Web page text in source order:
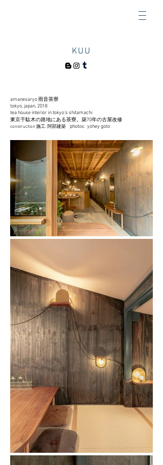
KUU
amanesaryo 雨音茶寮
tokyo, japan, 2018
tea house interior in tokyo's shitamachi
東京千駄木の路地にある茶寮。築70年の古屋改修
​construction施工: 阿部建築 photos: yohey goto